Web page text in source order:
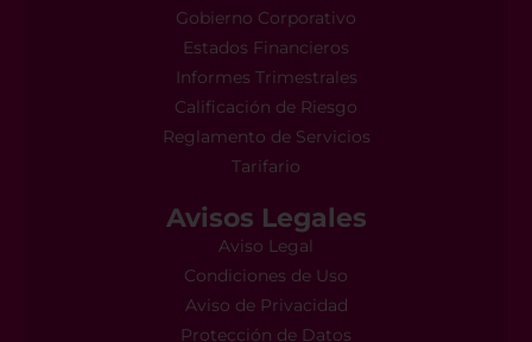
Gobierno Corporativo
Estados Financieros
Informes Trimestrales
Calificación de Riesgo
Reglamento de Servicios
Tarifario
Avisos Legales
Aviso Legal
Condiciones de Uso
Aviso de Privacidad
Protección de Datos